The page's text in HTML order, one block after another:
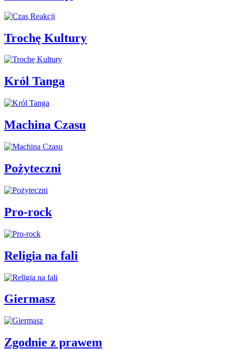
Trochę Kultury
Król Tanga
Machina Czasu
Pożyteczni
Pro-rock
Religia na fali
Giermasz
Zgodnie z prawem